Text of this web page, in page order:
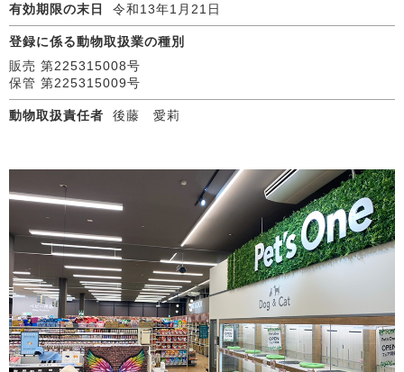
有効期限の末日 令和13年1月21日
登録に係る動物取扱業の種別
販売 第225315008号
保管 第225315009号
動物取扱責任者 後藤 愛莉